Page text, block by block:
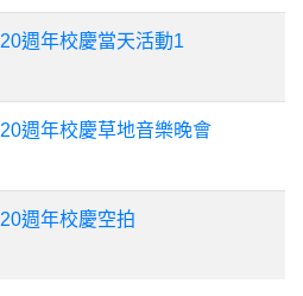
20週年校慶當天活動1
20週年校慶草地音樂晚會
20週年校慶空拍